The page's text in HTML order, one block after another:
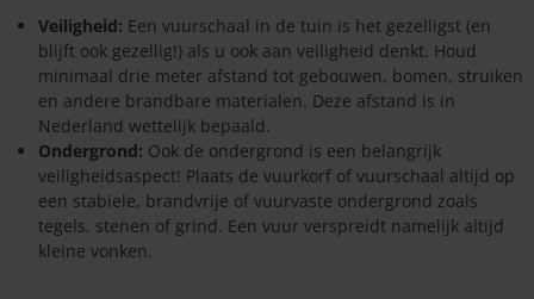
Veiligheid: Een vuurschaal in de tuin is het gezelligst (en
blijft ook gezellig!) als u ook aan veiligheid denkt. Houd
minimaal drie meter afstand tot gebouwen, bomen, struiken
en andere brandbare materialen. Deze afstand is in
Nederland wettelijk bepaald.
Ondergrond: Ook de ondergrond is een belangrijk
veiligheidsaspect! Plaats de vuurkorf of vuurschaal altijd op
een stabiele, brandvrije of vuurvaste ondergrond zoals
tegels, stenen of grind. Een vuur verspreidt namelijk altijd
kleine vonken.